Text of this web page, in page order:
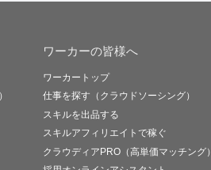
ワーカーの皆様へ
ワーカートップ
仕事を探す（クラウドソーシング）
スキルを出品する
スキルアフィリエイトで稼ぐ
クラウディアPRO（高単価マッチング）